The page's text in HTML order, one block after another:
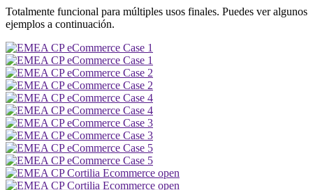
Totalmente funcional para múltiples usos finales. Puedes ver algunos
ejemplos a continuación.